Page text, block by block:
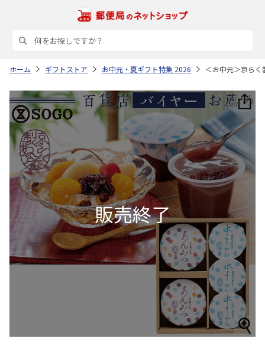
ホーム ギフトストア お中元・夏ギフト特集 2026 ＜お中元＞京ら